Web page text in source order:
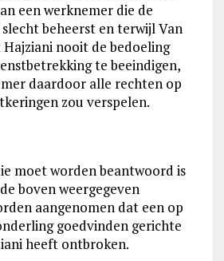
een werknemer die de
beheerst en terwijl Van
nooit de bedoeling
te beeindigen,
daardoor alle rechten op
zou verspelen.
moet worden beantwoord is
boven weergegeven
aangenomen dat een op
goedvinden gerichte
heeft ontbroken.